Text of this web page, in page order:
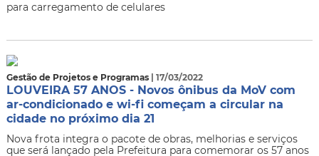
para carregamento de celulares
Gestão de Projetos e Programas | 17/03/2022
LOUVEIRA 57 ANOS - Novos ônibus da MoV com
ar-condicionado e wi-fi começam a circular na
cidade no próximo dia 21
Nova frota integra o pacote de obras, melhorias e serviços
que será lançado pela Prefeitura para comemorar os 57 anos